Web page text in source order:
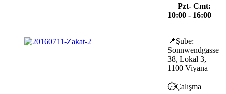
Pzt- Cmt:
10:00 - 16:00
📍Şube:
Sonnwendgasse
38, Lokal 3,
1100 Viyana
⏱️Çalışma